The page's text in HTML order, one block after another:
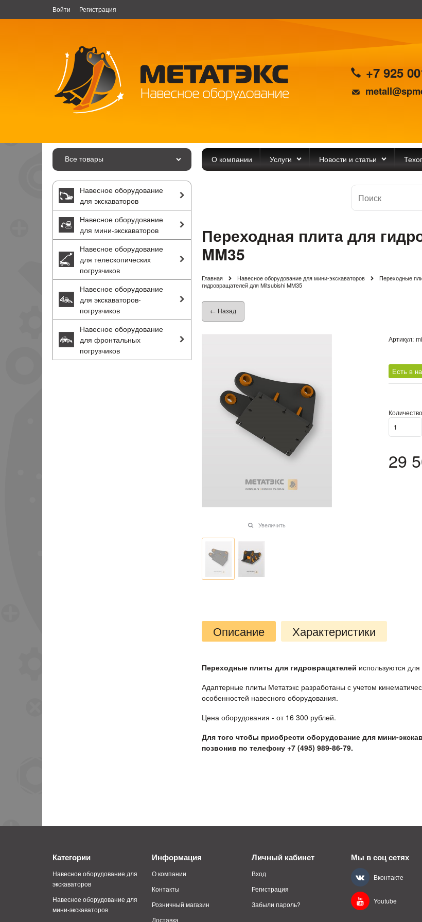
Войти Регистрация
+7 925
Все товары О компании Услуги Новости и статьи
Навесное оборудование
для экскаваторов
Навесное оборудование
для мини-экскаваторов
Навесное оборудование
для телескопических
погрузчиков
Навесное оборудование
для экскаваторов-
погрузчиков
Навесное оборудование
для фронтальных
погрузчиков
Переходная плита для
MM35
Главная Навесное оборудование для мини-экскаваторов Переходные
гидровращателей для Mitsubishi MM35
← Назад
Увеличить
Артикул:
Есть в
29
Описание Характеристики
Переходные плиты для гидровращателей используются
Адаптерные плиты Метатэкс разработаны с учетом
особенностей навесного оборудования.
Цена оборудования - от 16 300 рублей.
Для того чтобы приобрести оборудование для мини-
позвонив по телефону +7 (495) 989-86-79.
Категории
Навесное оборудование для
экскаваторов
Навесное оборудование для
мини-экскаваторов
Информация
О компании
Контакты
Розничный магазин
Доставка
Личный кабинет
Вход
Регистрация
Забыли пароль?
Мы в соц сетях
Вконтакте
Youtube